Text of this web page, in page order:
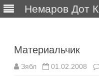
Немаров Дот
Материальчик
Зябл 01.02.2008